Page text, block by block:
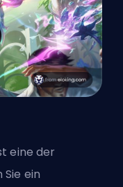
eine der
ein